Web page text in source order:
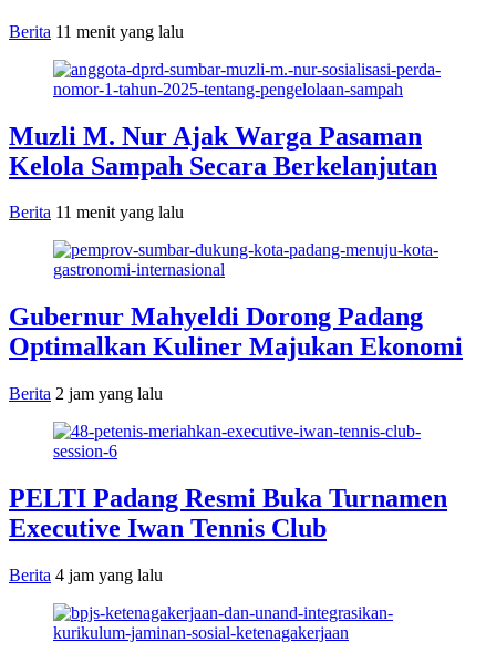
Berita 11 menit yang lalu
Muzli M. Nur Ajak Warga Pasaman
Kelola Sampah Secara Berkelanjutan
Berita 11 menit yang lalu
Gubernur Mahyeldi Dorong Padang
Optimalkan Kuliner Majukan Ekonomi
Berita 2 jam yang lalu
PELTI Padang Resmi Buka Turnamen
Executive Iwan Tennis Club
Berita 4 jam yang lalu